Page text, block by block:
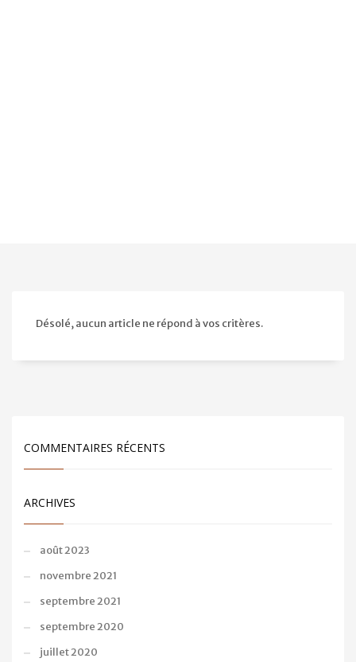
Désolé, aucun article ne répond à vos critères.
COMMENTAIRES RÉCENTS
ARCHIVES
août 2023
novembre 2021
septembre 2021
septembre 2020
juillet 2020